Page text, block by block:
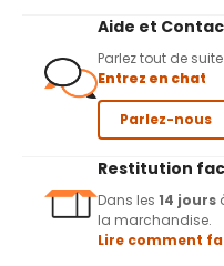
Aide et
Parlez tout de
Entrez en chat
Parlez-nous
Restitution
Dans les 14 jours
la marchandise.
Lire comment